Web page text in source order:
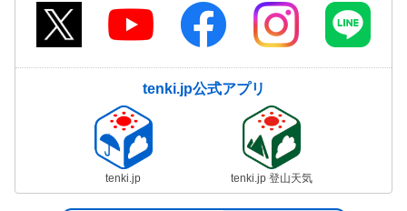
tenki.jp公式アプリ
tenki.jp tenki.jp 登山天気